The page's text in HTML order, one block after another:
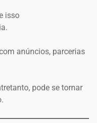
isso
anúncios, parcerias
pode se tornar